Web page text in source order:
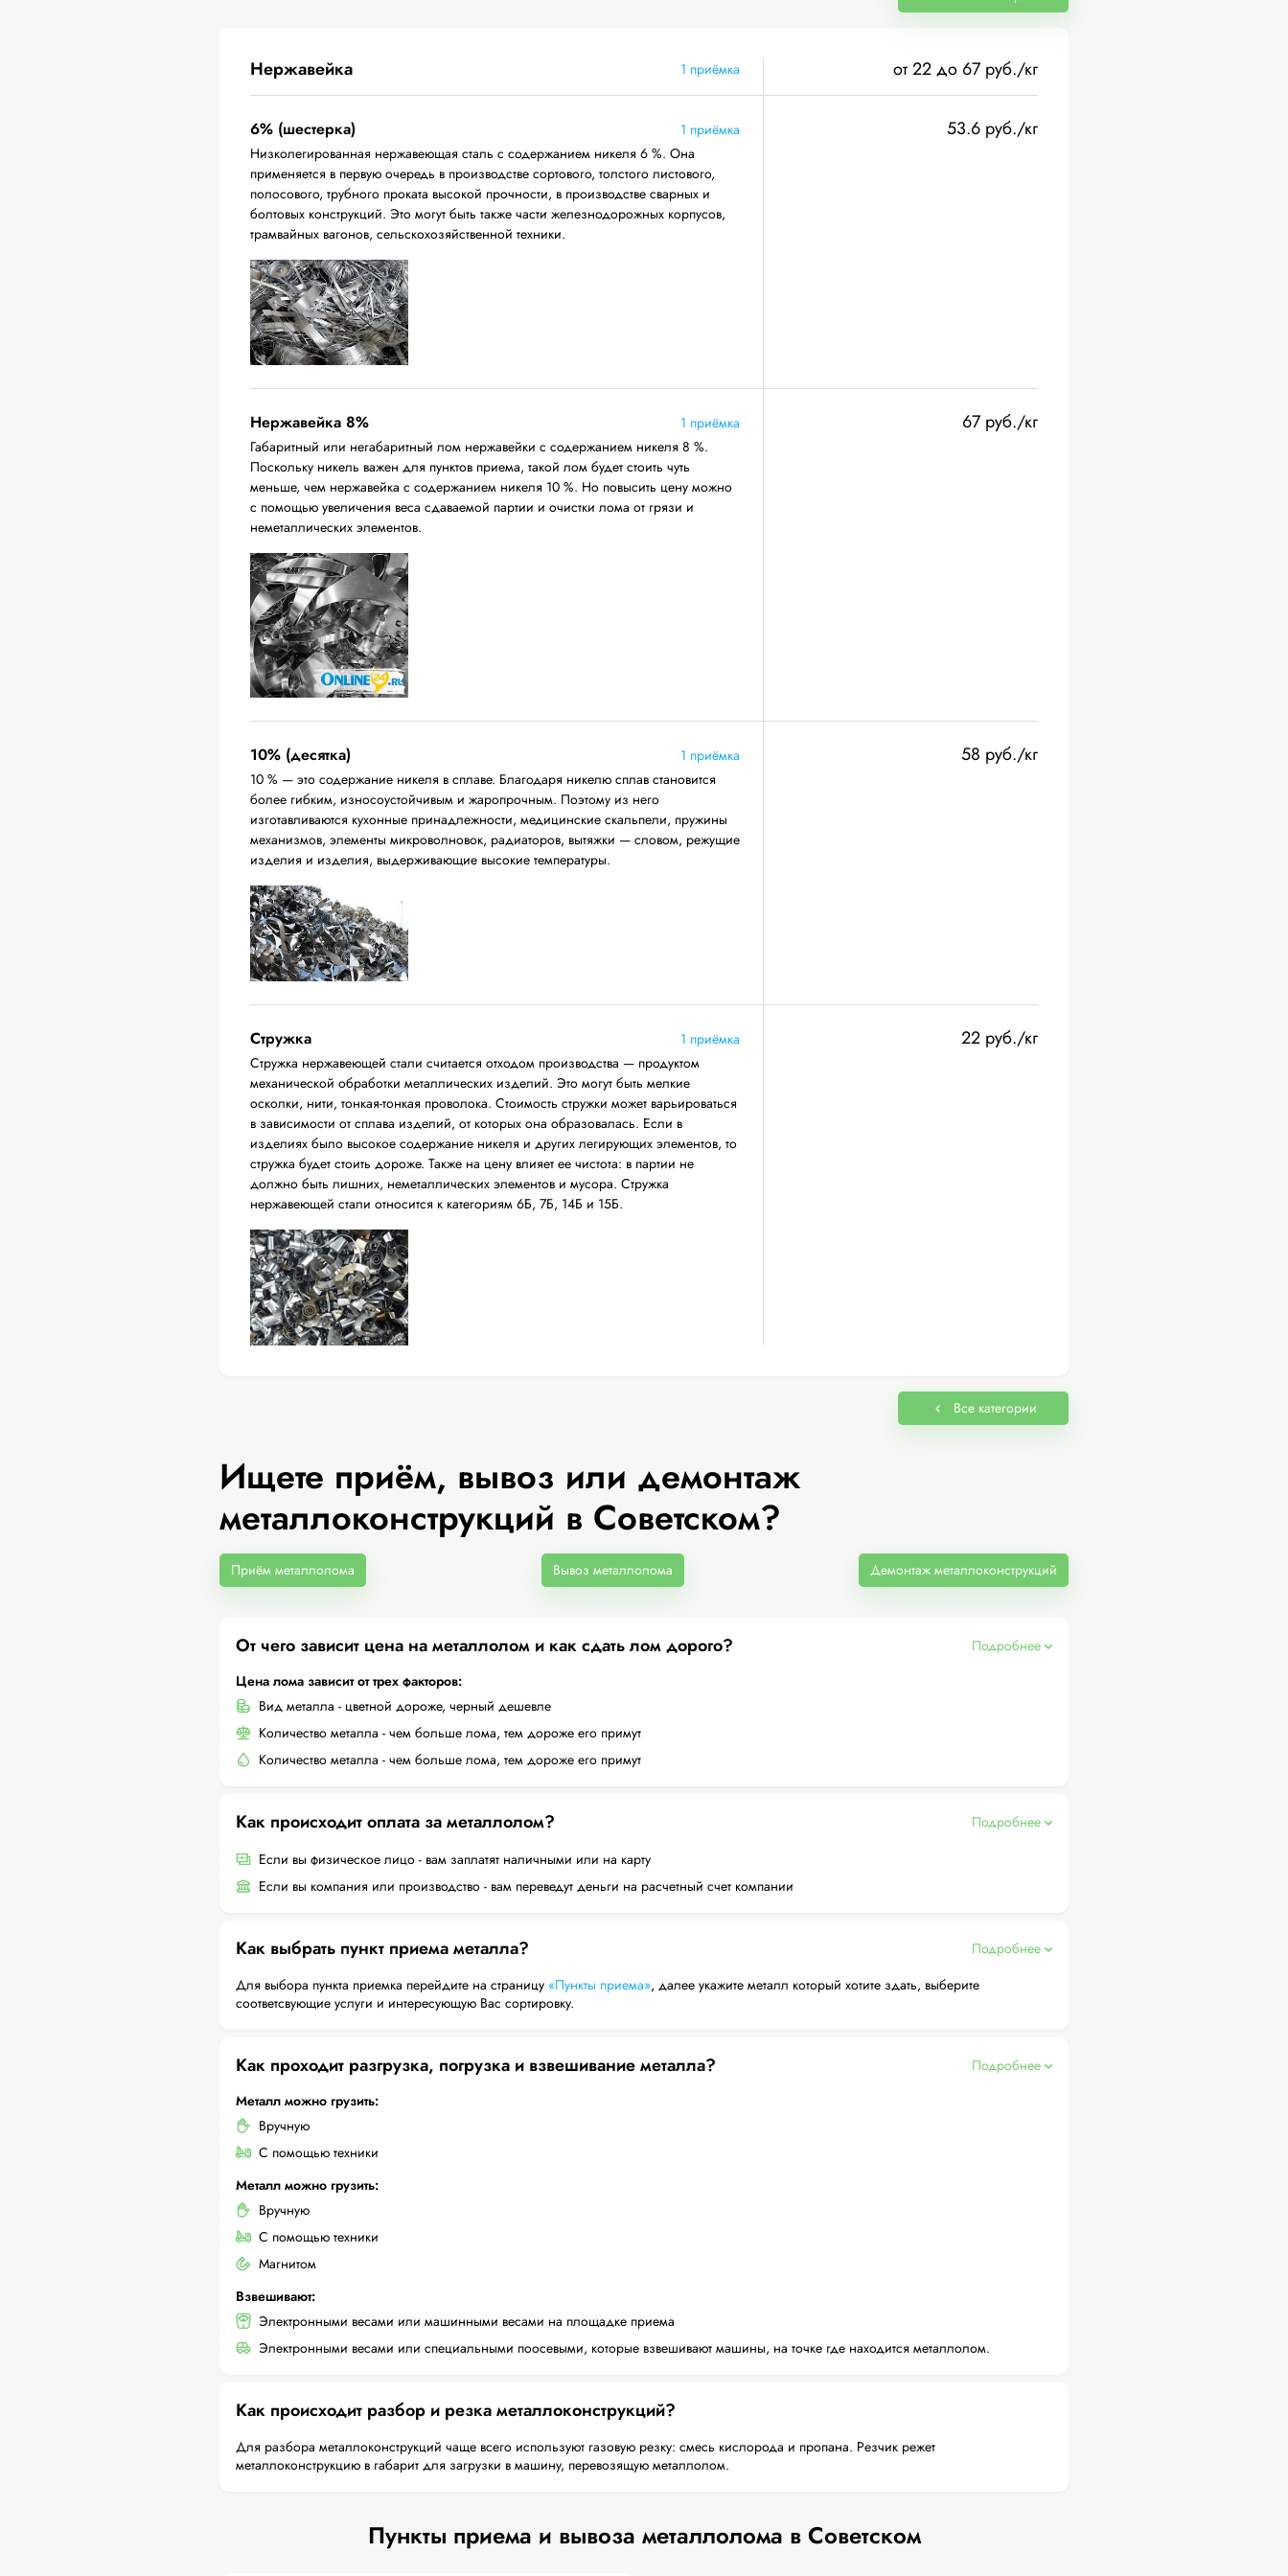
Нержавейка 1 приёмка от 22 до 67 руб./кг
6% (шестерка)
1 приёмка
Низколегированная нержавеющая сталь с содержанием никеля 6 %. Она
применяется в первую очередь в производстве сортового, толстого листового,
полосового, трубного проката высокой прочности, в производстве сварных и
болтовых конструкций. Это могут быть также части железнодорожных корпусов,
трамвайных вагонов, сельскохозяйственной техники.
53.6 руб./кг
Нержавейка 8%
1 приёмка
Габаритный или негабаритный лом нержавейки с содержанием никеля 8 %.
Поскольку никель важен для пунктов приема, такой лом будет стоить чуть
меньше, чем нержавейка с содержанием никеля 10 %. Но повысить цену можно
с помощью увеличения веса сдаваемой партии и очистки лома от грязи и
неметаллических элементов.
67 руб./кг
10% (десятка)
1 приёмка
10 % — это содержание никеля в сплаве. Благодаря никелю сплав становится
более гибким, износоустойчивым и жаропрочным. Поэтому из него
изготавливаются кухонные принадлежности, медицинские скальпели, пружины
механизмов, элементы микроволновок, радиаторов, вытяжки — словом, режущие
изделия и изделия, выдерживающие высокие температуры.
58 руб./кг
Стружка
1 приёмка
Стружка нержавеющей стали считается отходом производства — продуктом
механической обработки металлических изделий. Это могут быть мелкие
осколки, нити, тонкая-тонкая проволока. Стоимость стружки может варьироваться
в зависимости от сплава изделий, от которых она образовалась. Если в
изделиях было высокое содержание никеля и других легирующих элементов, то
стружка будет стоить дороже. Также на цену влияет ее чистота: в партии не
должно быть лишних, неметаллических элементов и мусора. Стружка
нержавеющей стали относится к категориям 6Б, 7Б, 14Б и 15Б.
22 руб./кг
Все категории
Ищете приём, вывоз или демонтаж
металлоконструкций в Советском?
Приём металлолома Вывоз металлолома Демонтаж металлоконструкций
От чего зависит цена на металлолом и как сдать лом дорого?
Подробнее
Цена лома зависит от трех факторов:
Вид металла - цветной дороже, черный дешевле
Количество металла - чем больше лома, тем дороже его примут
Количество металла - чем больше лома, тем дороже его примут
Как происходит оплата за металлолом?
Подробнее
Если вы физическое лицо - вам заплатят наличными или на карту
Если вы компания или производство - вам переведут деньги на расчетный счет компании
Как выбрать пункт приема металла?
Подробнее
Для выбора пункта приемка перейдите на страницу «Пункты приема», далее укажите металл который хотите здать, выберите
соответсвующие услуги и интересующую Вас сортировку.
Как проходит разгрузка, погрузка и взвешивание металла?
Подробнее
Металл можно грузить:
Вручную
С помощью техники
Металл можно грузить:
Вручную
С помощью техники
Магнитом
Взвешивают:
Электронными весами или машинными весами на площадке приема
Электронными весами или специальными поосевыми, которые взвешивают машины, на точке где находится металлолом.
Как происходит разбор и резка металлоконструкций?
Для разбора металлоконструкций чаще всего используют газовую резку: смесь кислорода и пропана. Резчик режет
металлоконструкцию в габарит для загрузки в машину, перевозящую металлолом.
Пункты приема и вывоза металлолома в Советском